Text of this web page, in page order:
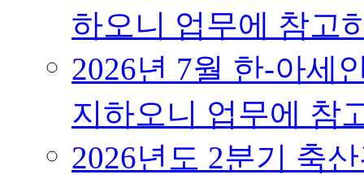
하오니 업무에 참고
2026년 7월 한-아세
지하오니 업무에 참
2026년도 2분기 축